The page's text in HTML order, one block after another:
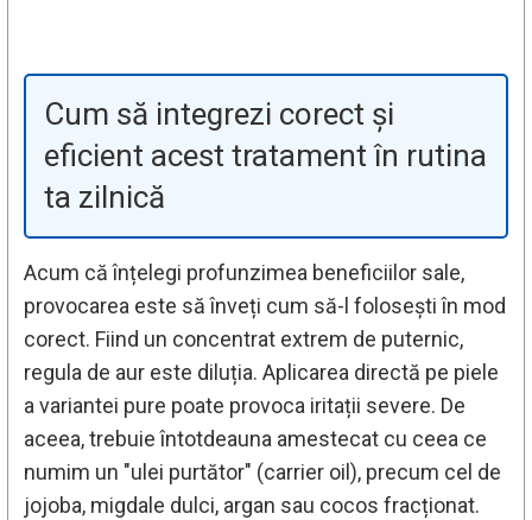
Cum să integrezi corect și
eficient acest tratament în rutina
ta zilnică
Acum că înțelegi profunzimea beneficiilor sale,
provocarea este să înveți cum să-l folosești în mod
corect. Fiind un concentrat extrem de puternic,
regula de aur este diluția. Aplicarea directă pe piele
a variantei pure poate provoca iritații severe. De
aceea, trebuie întotdeauna amestecat cu ceea ce
numim un "ulei purtător" (carrier oil), precum cel de
jojoba, migdale dulci, argan sau cocos fracționat.